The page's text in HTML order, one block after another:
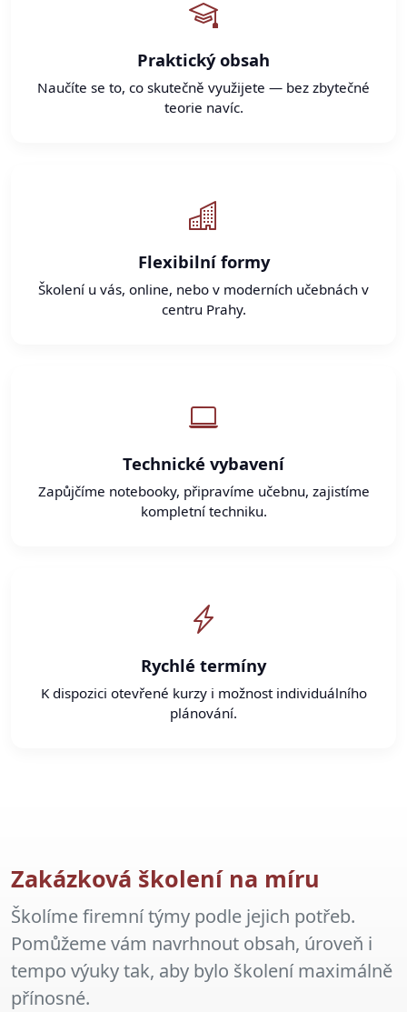
Praktický obsah
Naučíte se to, co skutečně využijete — bez zbytečné
teorie navíc.
Flexibilní formy
Školení u vás, online, nebo v moderních učebnách v
centru Prahy.
Technické vybavení
Zapůjčíme notebooky, připravíme učebnu, zajistíme
kompletní techniku.
Rychlé termíny
K dispozici otevřené kurzy i možnost individuálního
plánování.
Zakázková školení na míru
Školíme firemní týmy podle jejich potřeb.
Pomůžeme vám navrhnout obsah, úroveň i
tempo výuky tak, aby bylo školení maximálně
přínosné.